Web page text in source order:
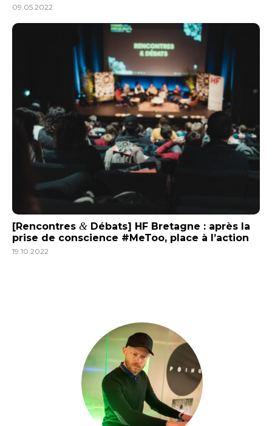
09.05.2022
[Rencontres & Débats] HF Bretagne : après la
prise de conscience #MeToo, place à l’action
19.10.2022